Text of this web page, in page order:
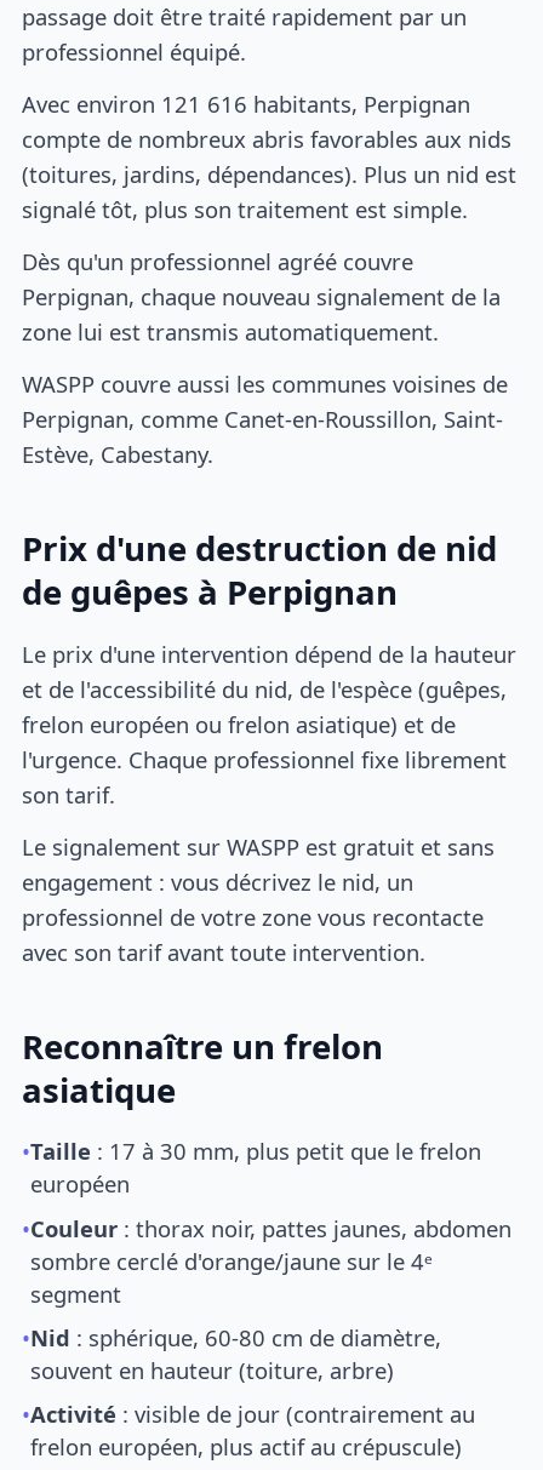
passage doit être traité rapidement par un
professionnel équipé.
Avec environ 121 616 habitants, Perpignan
compte de nombreux abris favorables aux nids
(toitures, jardins, dépendances). Plus un nid est
signalé tôt, plus son traitement est simple.
Dès qu'un professionnel agréé couvre
Perpignan, chaque nouveau signalement de la
zone lui est transmis automatiquement.
WASPP couvre aussi les communes voisines de
Perpignan, comme Canet-en-Roussillon, Saint-
Estève, Cabestany.
Prix d'une destruction de nid
de guêpes à Perpignan
Le prix d'une intervention dépend de la hauteur
et de l'accessibilité du nid, de l'espèce (guêpes,
frelon européen ou frelon asiatique) et de
l'urgence. Chaque professionnel fixe librement
son tarif.
Le signalement sur WASPP est gratuit et sans
engagement : vous décrivez le nid, un
professionnel de votre zone vous recontacte
avec son tarif avant toute intervention.
Reconnaître un frelon
asiatique
•Taille : 17 à 30 mm, plus petit que le frelon
européen
•Couleur : thorax noir, pattes jaunes, abdomen
sombre cerclé d'orange/jaune sur le 4ᵉ
segment
•Nid : sphérique, 60-80 cm de diamètre,
souvent en hauteur (toiture, arbre)
•Activité : visible de jour (contrairement au
frelon européen, plus actif au crépuscule)